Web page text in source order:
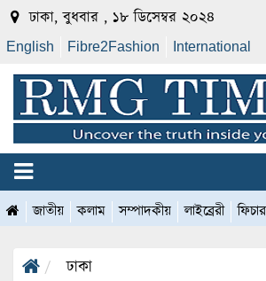
ঢাকা, বুধবার , ১৮ ডিসেম্বর ২০২৪
English Fibre2Fashion International
জাতীয় কলাম সম্পাদকীয় লাইব্রেরী ফিচার
ঢাকা